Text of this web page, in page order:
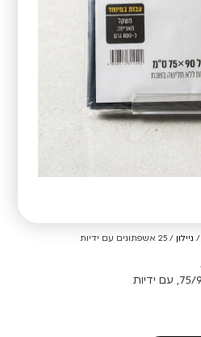
/ ניילון / 25 אשפתונים עם ידיות